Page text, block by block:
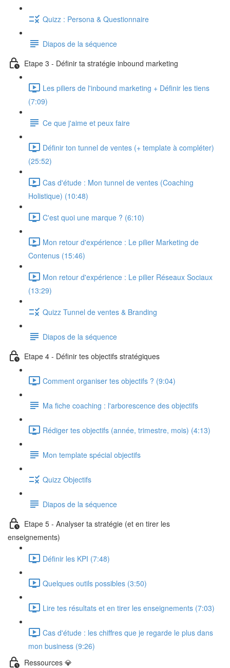
Quizz : Persona & Questionnaire
Diapos de la séquence
Etape 3 - Définir ta stratégie inbound marketing
Les piliers de l'inbound marketing + Définir les tiens
(7:09)
Ce que j'aime et peux faire
Définir ton tunnel de ventes (+ template à compléter)
(25:52)
Cas d'étude : Mon tunnel de ventes (Coaching
Holistique) (10:48)
C'est quoi une marque ? (6:10)
Mon retour d'expérience : Le pilier Marketing de
Contenus (15:46)
Mon retour d'expérience : Le pilier Réseaux Sociaux
(13:29)
Quizz Tunnel de ventes & Branding
Diapos de la séquence
Etape 4 - Définir tes objectifs stratégiques
Comment organiser tes objectifs ? (9:04)
Ma fiche coaching : l'arborescence des objectifs
Rédiger tes objectifs (année, trimestre, mois) (4:13)
Mon template spécial objectifs
Quizz Objectifs
Diapos de la séquence
Etape 5 - Analyser ta stratégie (et en tirer les
enseignements)
Définir les KPI (7:48)
Quelques outils possibles (3:50)
Lire tes résultats et en tirer les enseignements (7:03)
Cas d'étude : les chiffres que je regarde le plus dans
mon business (9:26)
Ressources 💎